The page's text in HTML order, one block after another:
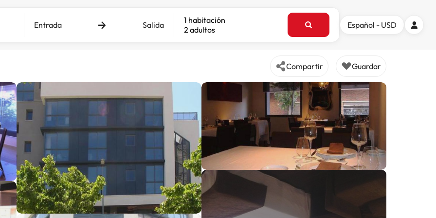
Entrada Salida
1 habitación
2 adultos
Español - USD
Compartir Guardar